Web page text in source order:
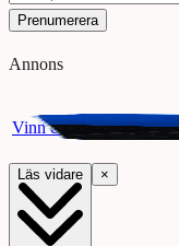
Prenumerera
Annons
Vinn ett presentkort på
Läs vidare ×